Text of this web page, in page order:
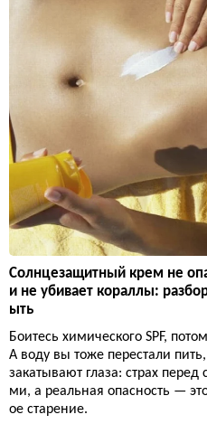
Солнцезащитный крем не
и не убивает кораллы:
ыть
Боитесь химического SPF,
А воду вы тоже перестали
закатывают глаза: страх
ми, а реальная опасность —
ое старение.